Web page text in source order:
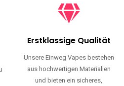
Erstklassige Qualität
Unsere Einweg Vapes bestehen
aus hochwertigen Materialien
und bieten ein sicheres,